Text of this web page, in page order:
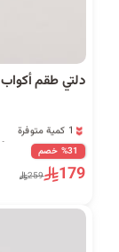
دلتي طقم أكواب شاي
38 مشاهدة مؤخراً
1 كمية متوفرة
38 مشاهدة مؤخراً
%31 خصم
179
259